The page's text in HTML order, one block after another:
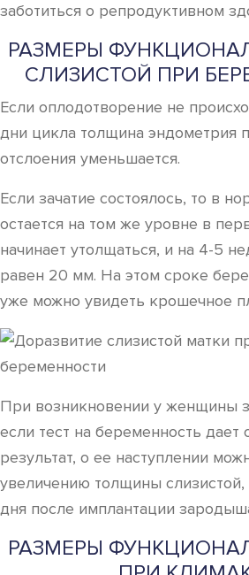
заботиться о репродуктивном
РАЗМЕРЫ
СЛИЗИСТОЙ ПРИ
Если оплодотворение не
дни цикла толщина эндометрия
отслоения уменьшается.
Если зачатие состоялось, то в
остается на том же уровне в
начинает утолщаться, и на 4-5
равен 20 мм. На этом сроке
уже можно увидеть крошечное
При возникновении у женщины
если тест на беременность дает
результат, о ее наступлении
увеличению толщины слизистой,
дня после имплантации
РАЗМЕРЫ